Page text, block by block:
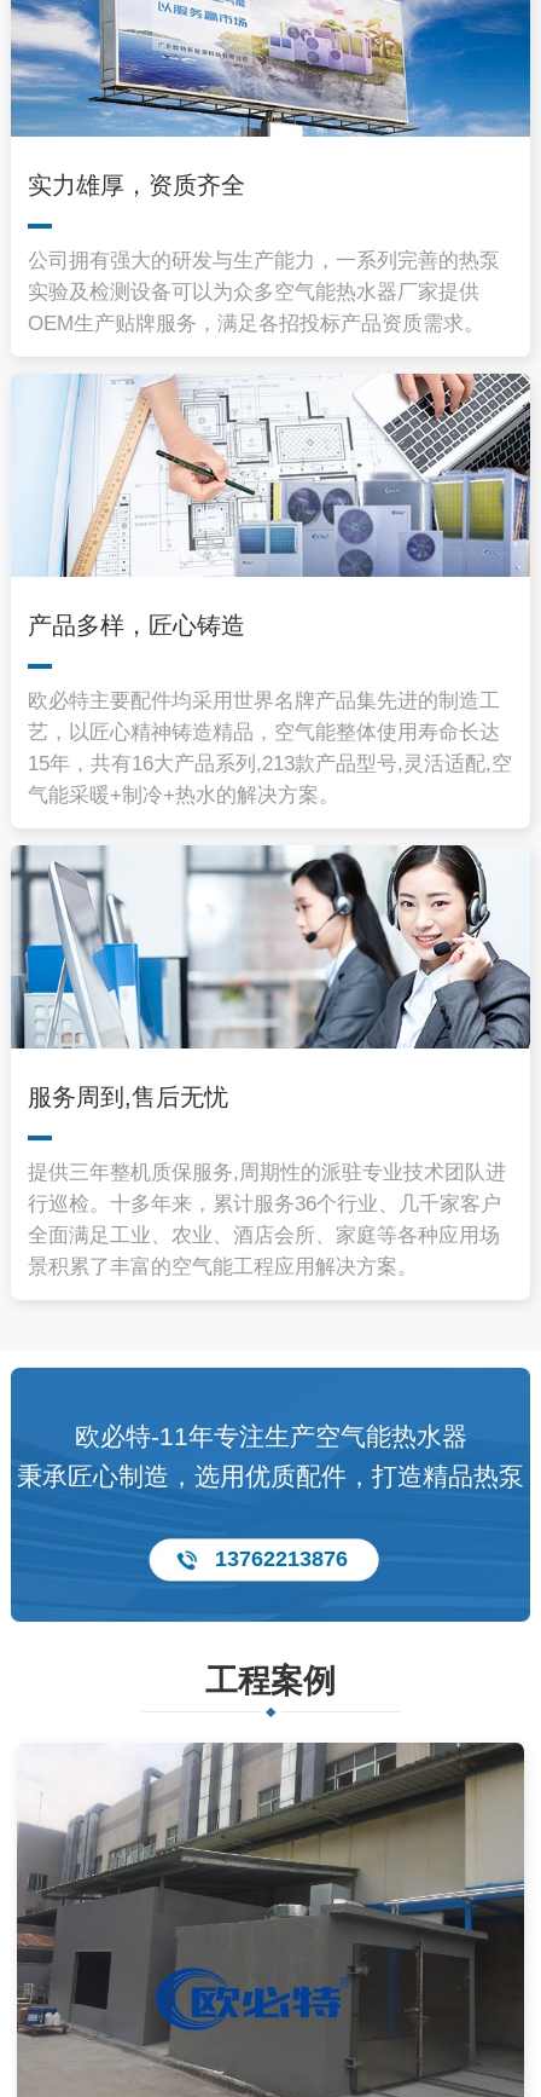
实力雄厚，资质齐全
公司拥有强大的研发与生产能力，一系列完善的热泵
实验及检测设备可以为众多空气能热水器厂家提供
OEM生产贴牌服务，满足各招投标产品资质需求。
产品多样，匠心铸造
欧必特主要配件均采用世界名牌产品集先进的制造工
艺，以匠心精神铸造精品，空气能整体使用寿命长达
15年，共有16大产品系列,213款产品型号,灵活适配,空
气能采暖+制冷+热水的解决方案。
服务周到,售后无忧
提供三年整机质保服务,周期性的派驻专业技术团队进
行巡检。十多年来，累计服务36个行业、几千家客户
全面满足工业、农业、酒店会所、家庭等各种应用场
景积累了丰富的空气能工程应用解决方案。
欧必特-11年专注生产空气能热水器
秉承匠心制造，选用优质配件，打造精品热泵
13762213876
工程案例